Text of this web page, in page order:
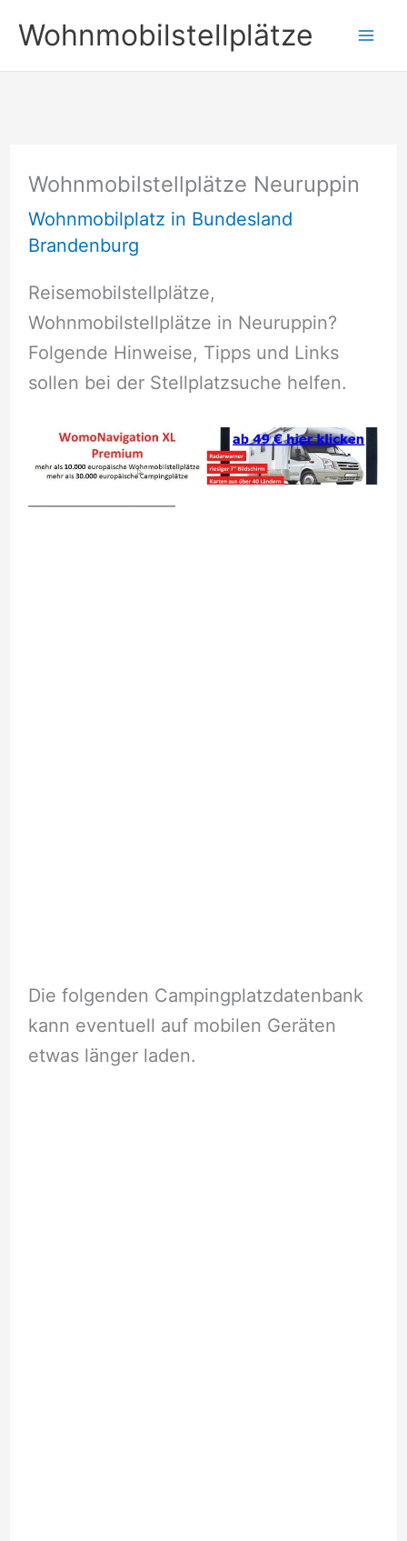
Inhalt
springen
Wohnmobilstellplätze
Wohnmobilstellplätze Neuruppin
Wohnmobilplatz in Bundesland
Brandenburg
Reisemobilstellplätze,
Wohnmobilstellplätze in Neuruppin?
Folgende Hinweise, Tipps und Links
sollen bei der Stellplatzsuche helfen.
Die folgenden Campingplatzdatenbank
kann eventuell auf mobilen Geräten
etwas länger laden.